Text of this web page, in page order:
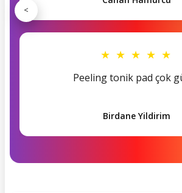
★ ★ ★ ★ ★
Peeling tonik pad çok
Birdane Yildirim
<